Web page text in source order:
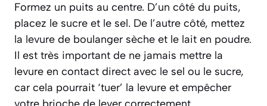
Formez un puits au centre. D’un côté du puits,
placez le sucre et le sel. De l’autre côté, mettez
la levure de boulanger sèche et le lait en poudre.
Il est très important de ne jamais mettre la
levure en contact direct avec le sel ou le sucre,
car cela pourrait ‘tuer’ la levure et empêcher